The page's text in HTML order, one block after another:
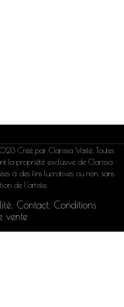
Créé par Clarissa Vasté. Toutes
la propriété exclusive de Clarissa
à des fins lucratives ou non, sans
de l'artiste.
Contact. Conditions
vente